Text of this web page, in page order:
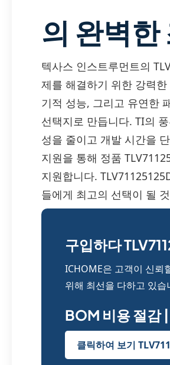
의 완벽한
텍사스 인스트루먼트의
제를 해결하기 위한 강력
기적 성능, 그리고 유연한
선택지로 만듭니다. TI의
성을 줄이고 개발 시간을
지원을 통해 정품
지원합니다.
들에게 최고의 선택이 될
구입하다
ICHOME은 고객이 신뢰
위해 최선을 다하고 있습
BOM 비용 절감
클릭하여 보기